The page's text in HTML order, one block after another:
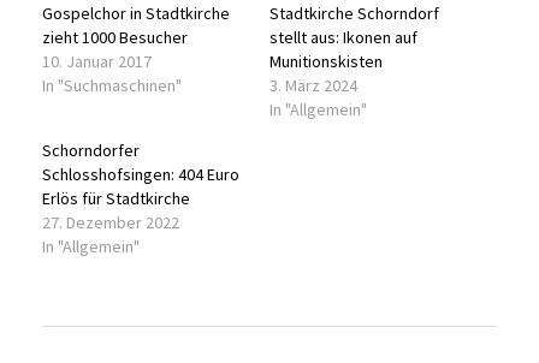
Gospelchor in Stadtkirche
zieht 1000 Besucher
10. Januar 2017
In "Suchmaschinen"
Stadtkirche Schorndorf
stellt aus: Ikonen auf
Munitionskisten
3. März 2024
In "Allgemein"
Schorndorfer
Schlosshofsingen: 404 Euro
Erlös für Stadtkirche
27. Dezember 2022
In "Allgemein"